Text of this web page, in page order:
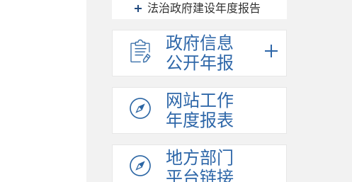
法治政府建设年度报告
政府信息
公开年报
网站工作
年度报表
地方部门
平台链接